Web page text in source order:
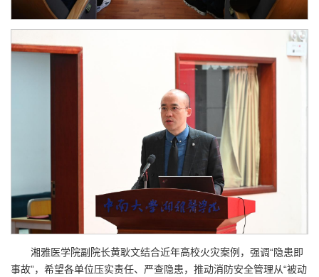
湘雅医学院副院长黄耿文结合近年高校火灾案例，强调“隐患即
事故”，希望各单位压实责任、严查隐患，推动消防安全管理从“被动